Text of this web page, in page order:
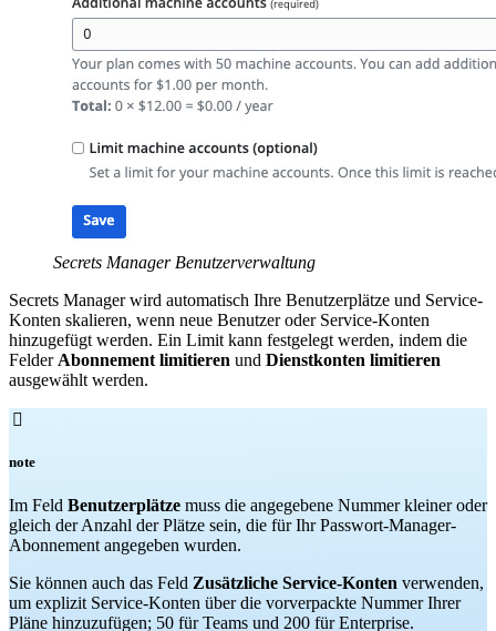
Secrets Manager Benutzerverwaltung
Secrets Manager wird automatisch Ihre Benutzerplätze und Service-
Konten skalieren, wenn neue Benutzer oder Service-Konten
hinzugefügt werden. Ein Limit kann festgelegt werden, indem die
FelderAbonnement limitieren und Dienstkonten limitieren
ausgewählt werden.

note
Im Feld Benutzerplätze muss die angegebene Nummer kleiner oder
gleich der Anzahl der Plätze sein, die für Ihr Passwort-Manager-
Abonnement angegeben wurden.
Sie können auch das Feld Zusätzliche Service-Konten verwenden,
um explizit Service-Konten über die vorverpackte Nummer Ihrer
Pläne hinzuzufügen; 50 für Teams und 200 für Enterprise.